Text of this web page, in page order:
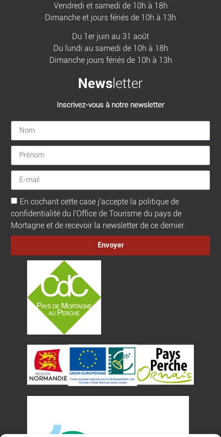
Vendredi et samedi de 10h à 18h
Dimanche et jours fériés de 10h à 13h
Du 1er juin au 31 août
Du lundi au samedi de 10h à 18h
Dimanche jours fériés de 10h à 13h
News letter
Inscrivez-vous à notre newsletter
En cochant cette case j'accepte la politique de
confidentialité du l'Office de Tourisme du pays de
Mortagne et de recevoir la newsletter de ce dernier.
Envoyer